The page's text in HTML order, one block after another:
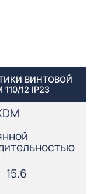
ВИНТОВОЙ
12 IP23
15.6